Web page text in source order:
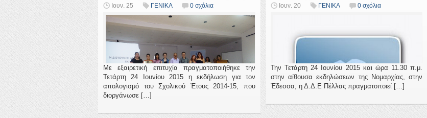
Ιουν. 25 ΓΕΝΙΚΑ 0 σχόλια
Με εξαιρετική επιτυχία πραγματοποιήθηκε την
Τετάρτη 24 Ιουνίου 2015 η εκδήλωση για τον
απολογισμό του Σχολικού Έτους 2014-15, που
διοργάνωσε […]
Ιουν. 20 ΓΕΝΙΚΑ 0 σχόλια
Την Τετάρτη 24 Ιουνίου 2015 και ώρα 11.30 π.μ.
στην αίθουσα εκδηλώσεων της Νομαρχίας, στην
Έδεσσα, η Δ.Δ.Ε Πέλλας πραγματοποιεί […]